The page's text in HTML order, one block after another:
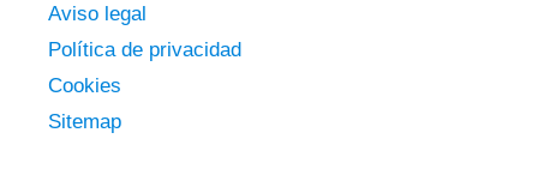
Aviso legal
Política de privacidad
Cookies
Sitemap